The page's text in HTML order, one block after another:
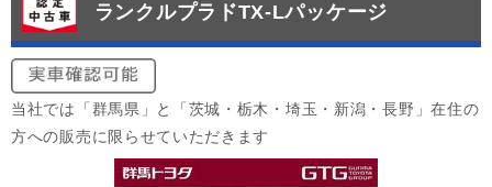
ランクルプラドTX-Lパッケージ
当社では「群馬県」と「茨城・栃木・埼玉・新潟・長野」在住の
方への販売に限らせていただきます